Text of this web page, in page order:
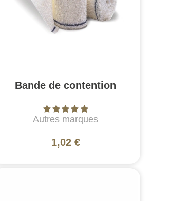
Bande de contention
Autres marques
1,02 €